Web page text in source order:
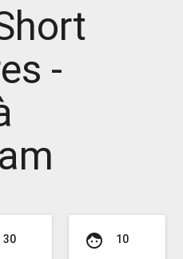
-
30 face 10